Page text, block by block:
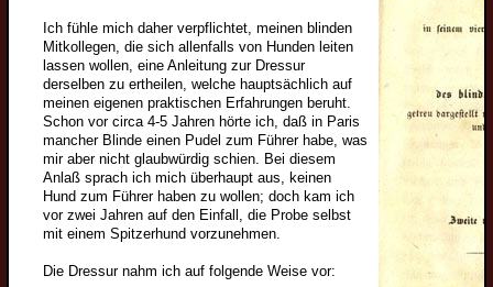
Ich fühle mich daher verpflichtet, meinen blinden
Mitkollegen, die sich allenfalls von Hunden leiten
lassen wollen, eine Anleitung zur Dressur
derselben zu ertheilen, welche hauptsächlich auf
meinen eigenen praktischen Erfahrungen beruht.
Schon vor circa 4-5 Jahren hörte ich, daß in Paris
mancher Blinde einen Pudel zum Führer habe, was
mir aber nicht glaubwürdig schien. Bei diesem
Anlaß sprach ich mich überhaupt aus, keinen
Hund zum Führer haben zu wollen; doch kam ich
vor zwei Jahren auf den Einfall, die Probe selbst
mit einem Spitzerhund vorzunehmen.
Die Dressur nahm ich auf folgende Weise vor: